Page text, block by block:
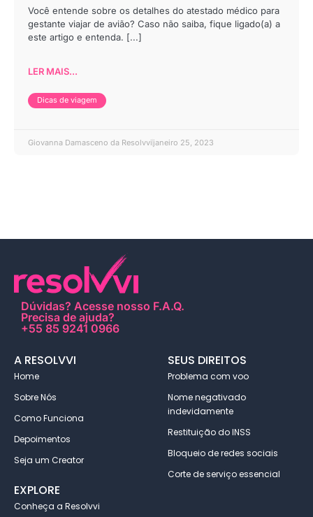
Você entende sobre os detalhes do atestado médico para
gestante viajar de avião? Caso não saiba, fique ligado(a) a
este artigo e entenda. [...]
LER MAIS...
Dicas de viagem
Giovanna Damasceno da Resolvvi janeiro 25, 2023
Dúvidas? Acesse nosso F.A.Q.
Precisa de ajuda?
+55 85 9241 0966
A RESOLVVI
Home
Sobre Nós
Como Funciona
Depoimentos
Seja um Creator
SEUS DIREITOS
Problema com voo
Nome negativado
indevidamente
Restituição do INSS
Bloqueio de redes sociais
Corte de serviço essencial
EXPLORE
Conheça a Resolvvi